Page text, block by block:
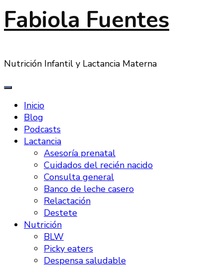
Fabiola Fuentes
Nutrición Infantil y Lactancia Materna
Inicio
Blog
Podcasts
Lactancia
Asesoría prenatal
Cuidados del recién nacido
Consulta general
Banco de leche casero
Relactación
Destete
Nutrición
BLW
Picky eaters
Despensa saludable